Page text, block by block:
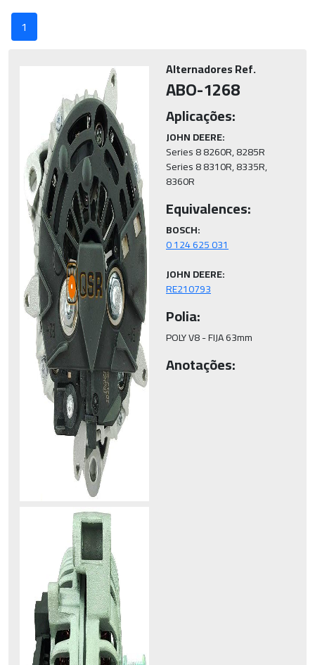
1
Alternadores Ref.
ABO-1268
Aplicações:
JOHN DEERE:
Series 8 8260R, 8285R
Series 8 8310R, 8335R,
8360R
Equivalences:
BOSCH:
JOHN DEERE:
RE210793
Polia:
POLY V8 - FIJA 63mm
Anotações: